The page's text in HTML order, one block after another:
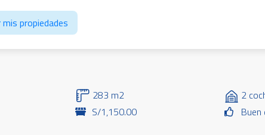
mis propiedades
283 m2 2
S/1,150.00